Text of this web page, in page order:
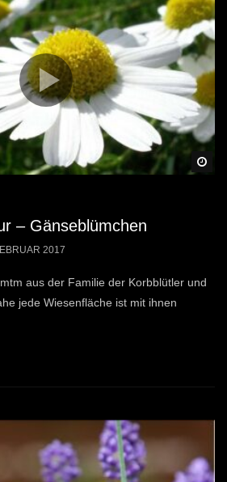
– Gänseblümchen
2017
aus der Familie der Korbblütler und
jede Wiesenfläche ist mit ihnen